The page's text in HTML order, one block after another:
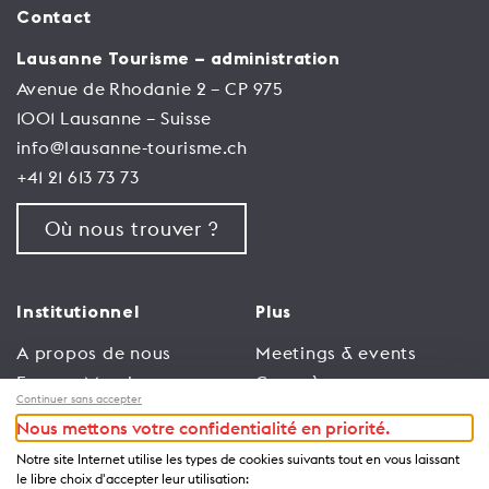
milliers de rosiers et son architecture hors
presque irréelle, comme figée dans le
temps.
Contact
Lausanne Tourisme – administration
Avenue de Rhodanie 2 – CP 975
1001 Lausanne – Suisse
info@lausanne-tourisme.ch
+41 21 613 73 73
Où nous trouver ?
Institutionnel
A propos de nous
Espace Membres
Emploi
Conditions générales
d’utilisation
Plus
Meetings & events
Congrès
Trade
Espace Médias
Annonceurs
Continuer sans accepter
Nous mettons votre confidentialité en priorité.
Notre site Internet utilise les types de cookies suivants tout en vous laissant
le libre choix d'accepter leur utilisation: